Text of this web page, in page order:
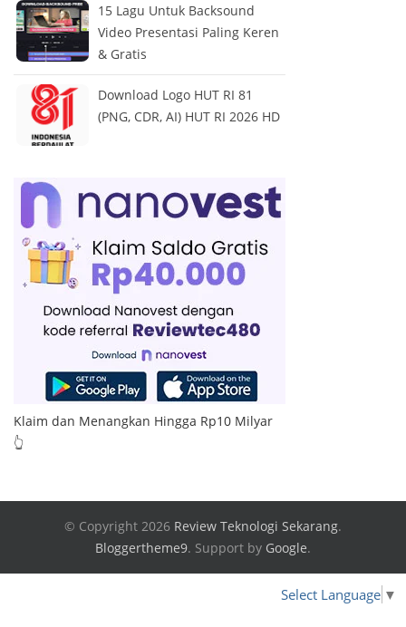
15 Lagu Untuk Backsound
Video Presentasi Paling Keren
& Gratis
Download Logo HUT RI 81
(PNG, CDR, AI) HUT RI 2026 HD
Klaim dan Menangkan Hingga Rp10 Milyar
👆
© Copyright 2026 Review Teknologi Sekarang.
Bloggertheme9. Support by Google.
Select Language ▼